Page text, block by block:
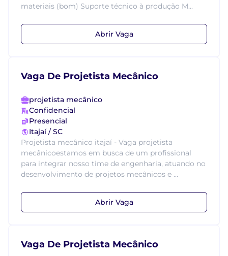
materiais (bom) Suporte técnico à produção M...
Abrir Vaga
Vaga De Projetista Mecânico
projetista mecânico
Confidencial
Presencial
Itajaí / SC
Projetista mecânico itajaí - Vaga projetista
mecânicoestamos em busca de um profissional
para integrar nosso time de engenharia, atuando no
desenvolvimento de projetos mecânicos e ...
Abrir Vaga
Vaga De Projetista Mecânico